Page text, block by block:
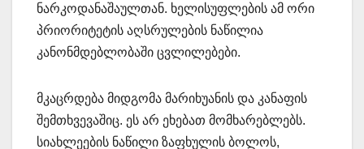
ნარკოდანაშაულთან. ხელისუფლების ამ ორი
პრიორიტეტის აღსრულების ნაწილია
კანონმდებლობაში ცვლილებები.
მკაცრდება მიდგომა მარიხუანის და კანაფის
შემთხვევაშიც. ეს არ ეხებათ მომხარებლებს.
სიახლეების ნაწილი ზაფხულის ბოლოს,